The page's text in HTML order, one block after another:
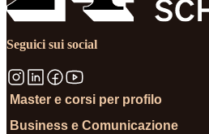
Seguici sui social
Master e corsi per profilo
Business e Comunicazione